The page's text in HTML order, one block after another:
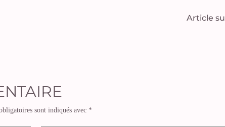
Article
sont indiqués avec *